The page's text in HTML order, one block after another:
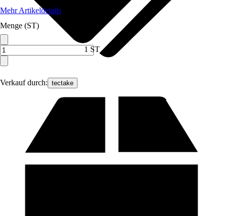
Verkauf durch: tectake
Mehr Artikeldetails
Menge (ST)
1 ST